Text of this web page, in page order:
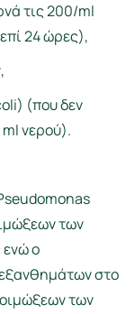
τις 200/ml
24 ώρες),
(που δεν
νερού).
των
ενώ ο
στο
των